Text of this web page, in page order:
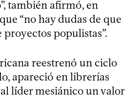
también afirmó, en
“no hay dudas de que
populistas”.
reestrenó un ciclo
apareció en librerías
líder mesiánico un valor